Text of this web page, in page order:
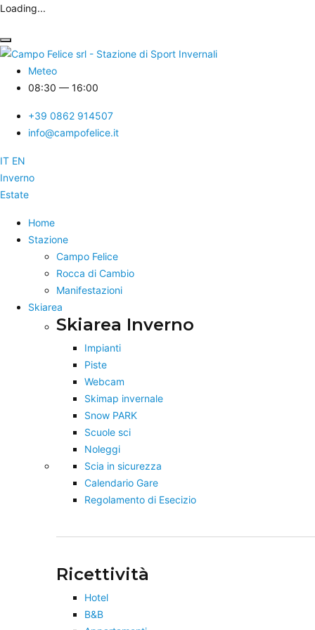
Loading...
Meteo
08:30 — 16:00
+39 0862 914507
info@campofelice.it
IT EN
Inverno
Estate
Home
Stazione
Campo Felice
Rocca di Cambio
Manifestazioni
Skiarea
Skiarea Inverno
Impianti
Piste
Webcam
Skimap invernale
Snow PARK
Scuole sci
Noleggi
Scia in sicurezza
Calendario Gare
Regolamento di Esecizio
Ricettività
Hotel
B&B